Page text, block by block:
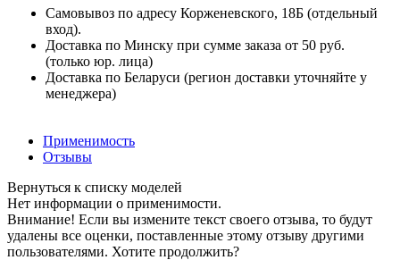
Самовывоз по адресу Корженевского, 18Б (отдельный
вход).
Доставка по Минску при сумме заказа от 50 руб.
(только юр. лица)
Доставка по Беларуси (регион доставки уточняйте у
менеджера)
Применимость
Отзывы
Нет информации о применимости.
Внимание! Если вы измените текст своего отзыва, то будут
удалены все оценки, поставленные этому отзыву другими
пользователями. Хотите продолжить?